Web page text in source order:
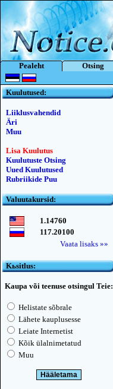
Pealeht Otsing
Kuulutused:
Liiklusvahendid
Äri
Muu
Lisa Kuulutus
Kuulutuste Otsing
Uued Kuulutused
Rubriikide Puu
Valuutakursid:
1.14760
117.20100
Vaata lisaks »»
Kьsitlus:
Kaupa või teenuse otsingul Teie:
Helistate sõbrale
Lähete kauplusesse
Leiate Internetist
Kõik ülalnimetatud
Muu